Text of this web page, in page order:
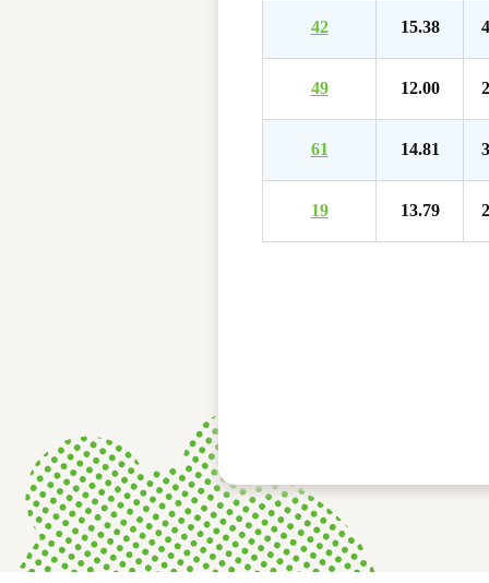
42 15.38
49 12.00
61 14.81
19 13.79